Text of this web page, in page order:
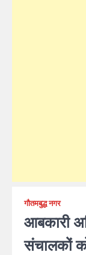
गौतमबुद्ध नगर
आबकारी
संचालकों